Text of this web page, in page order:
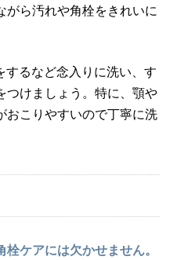
がら汚れや角栓をきれいに
るなど念入りに洗い、す
つけましょう。特に、顎や
おこりやすいので丁寧に洗
ケアには欠かせません。